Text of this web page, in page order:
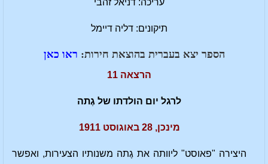
עריכה: דניאל זהבי
תיקונים: דליה דיימל
הספר יצא בעברית בהוצאת חירות: ראו כאן
הרצאה 11
לרגל יום הולדתו של גֶתה
מינכן, 28 באוגוסט 1911
היצירה "פאוסט" ליוותה את גֶתה משנותיו הצעירות, ואפשר